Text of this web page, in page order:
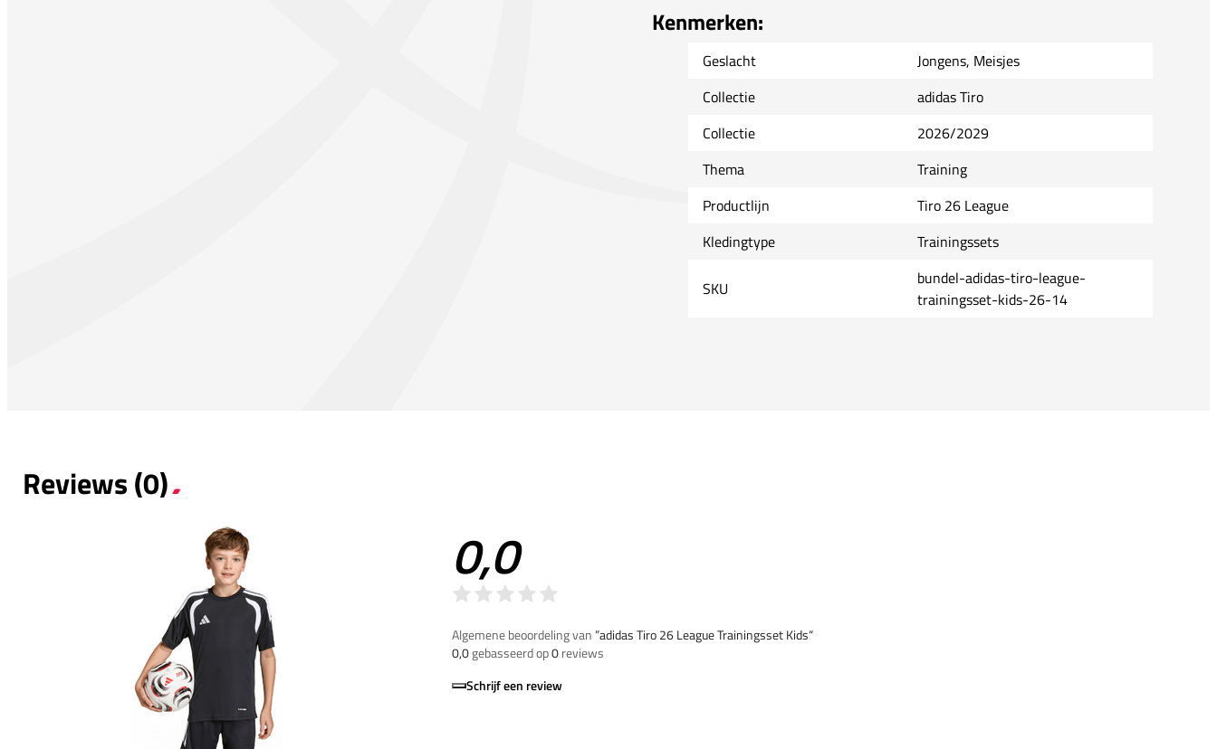
Kenmerken:
Geslacht
Jongens, Meisjes
Collectie
adidas Tiro
Collectie
2026/2029
Thema
Training
Productlijn
Tiro 26 League
Kledingtype
Trainingssets
SKU
bundel-adidas-tiro-league-
trainingsset-kids-26-14
Reviews (0)
0,0
Algemene beoordeling van”adidas Tiro 26 League Trainingsset Kids“
0,0gebasseerd op0reviews
Schrijf een review